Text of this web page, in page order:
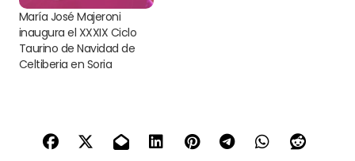
María José Majeroni
inaugura el XXXIX Ciclo
Taurino de Navidad de
Celtiberia en Soria